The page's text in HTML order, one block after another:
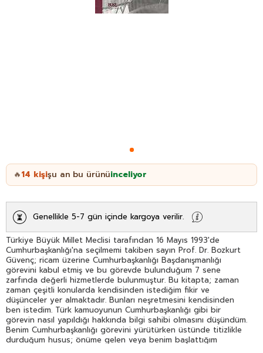
🔥14 kişişu an bu ürünüinceliyor
Genellikle 5-7 gün içinde kargoya verilir.
Türkiye Büyük Millet Meclisi tarafından 16 Mayıs 1993'de
Cumhurbaşkanlığı'na seçilmemi takiben sayın Prof. Dr. Bozkurt
Güvenç; ricam üzerine Cumhurbaşkanlığı Başdanışmanlığı
görevini kabul etmiş ve bu görevde bulunduğum 7 sene
zarfında değerli hizmetlerde bulunmuştur. Bu kitapta; zaman
zaman çeşitli konularda kendisinden istediğim fikir ve
düşünceler yer almaktadır. Bunları neşretmesini kendisinden
ben istedim. Türk kamuoyunun Cumhurbaşkanlığı gibi bir
görevin nasıl yapıldığı hakkında bilgi sahibi olmasını düşündüm.
Benim Cumhurbaşkanlığı görevini yürütürken üstünde titizlikle
durduğum husus; önüme gelen veya benim başlattığım